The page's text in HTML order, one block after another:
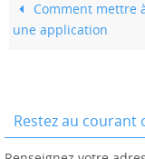
Comment mettre
une application
Restez au courant